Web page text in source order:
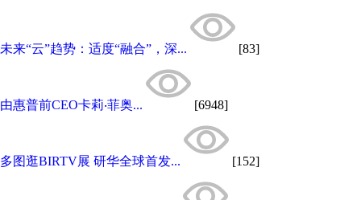
未来“云”趋势：适度“融合”，深... [83]
由惠普前CEO卡莉‧菲奥... [6948]
多图逛BIRTV展 研华全球首发... [152]